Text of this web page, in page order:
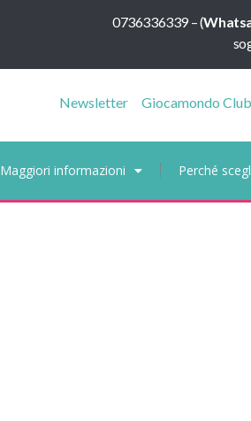
0736336339 –(
Newsletter Giocamondo Club
Maggiori informazioni Perché